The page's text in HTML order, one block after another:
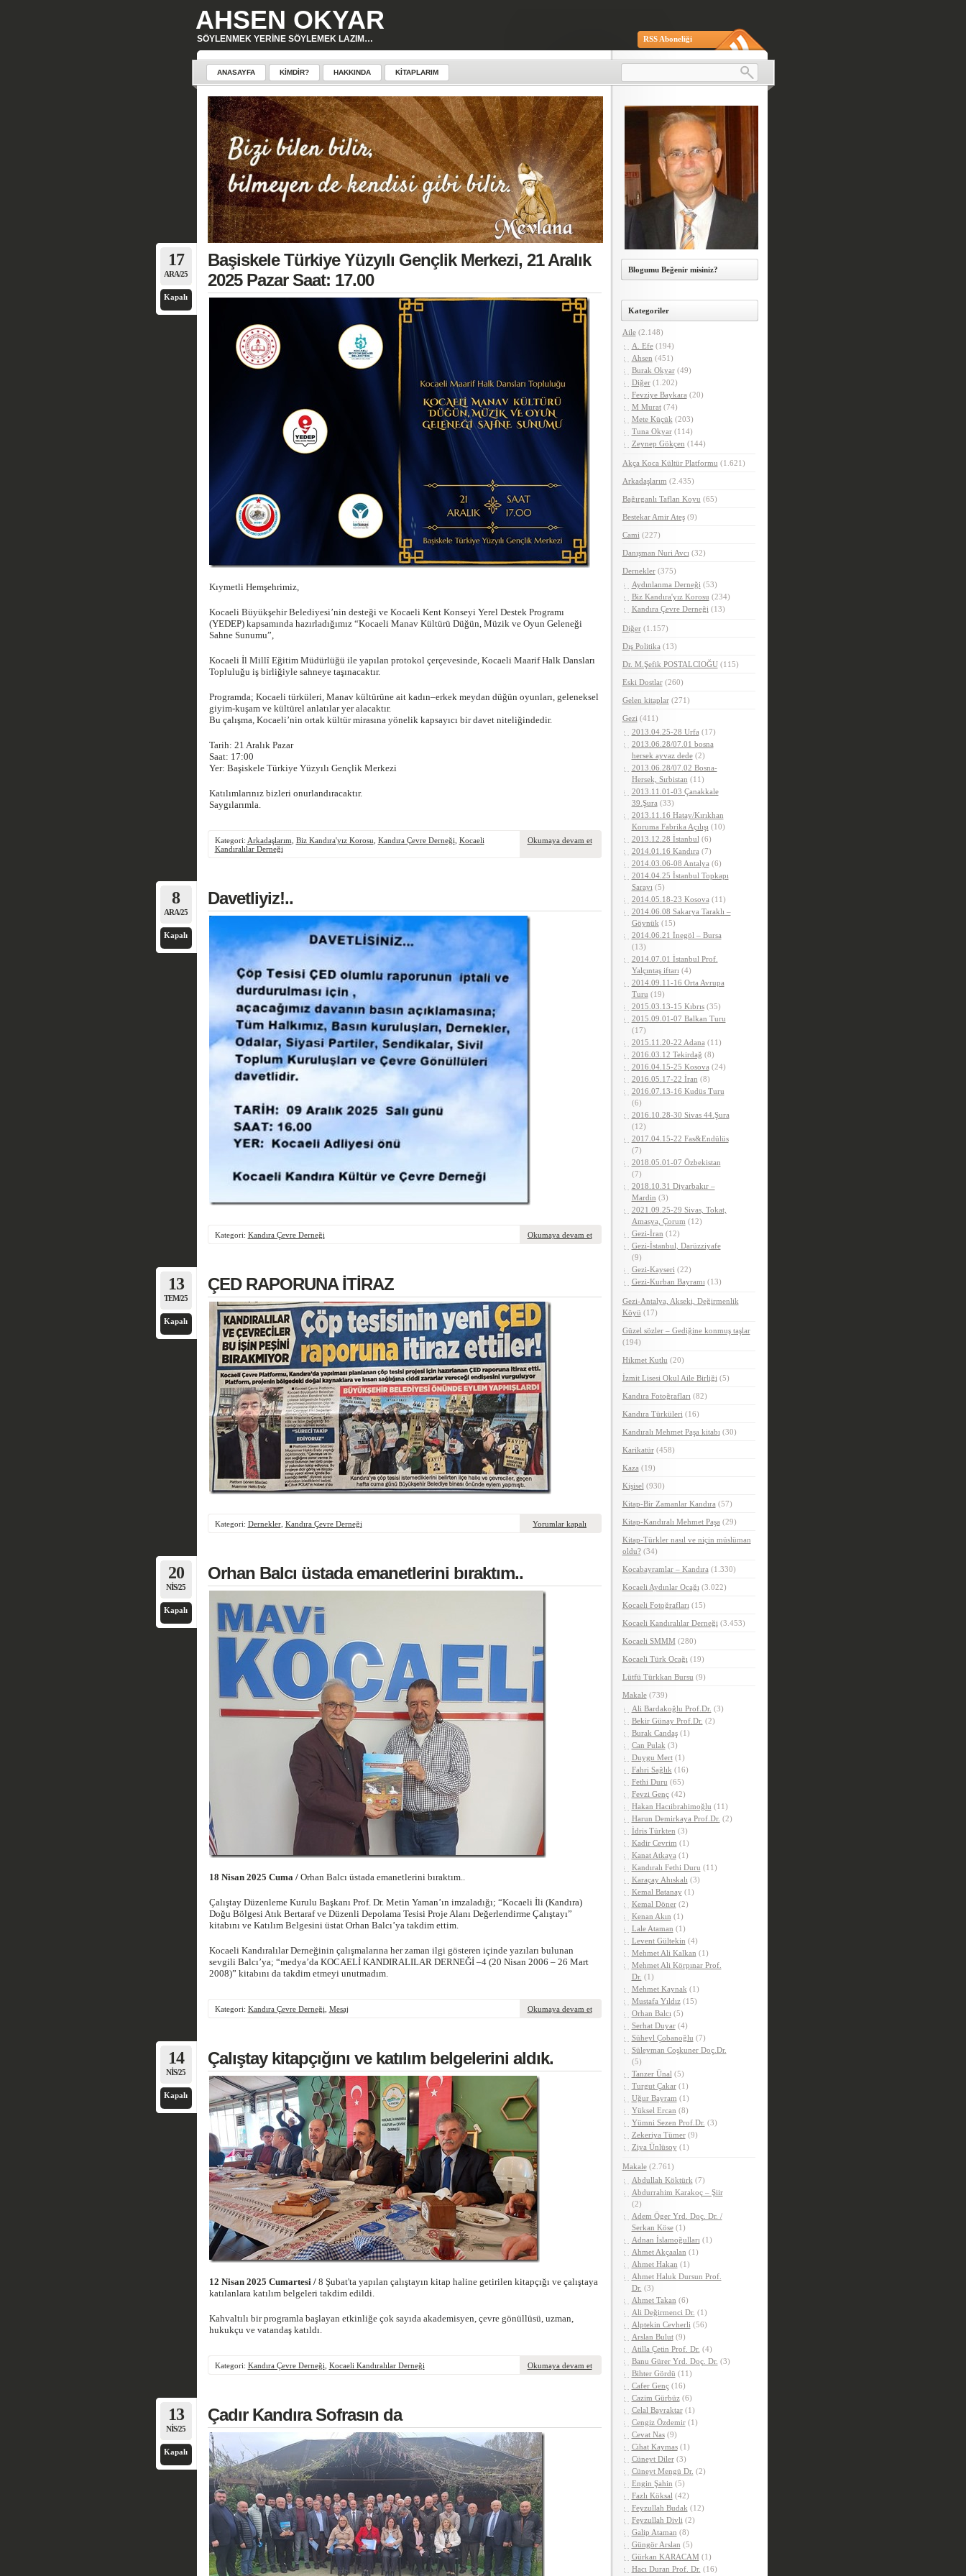
AHSEN OKYAR
SÖYLENMEK YERINE SÖYLEMEK LAZIM… RSS Aboneliği
ANASAYFA KIMDIR? HAKKINDA KITAPLARIM
17
ARA/25
Kapalı
Başiskele Türkiye Yüzyılı Gençlik Merkezi, 21 Aralık
2025 Pazar Saat: 17.00
Kıymetli Hemşehrimiz,
Kocaeli Büyükşehir Belediyesi’nin desteği ve Kocaeli Kent Konseyi Yerel Destek Programı
(YEDEP) kapsamında hazırladığımız “Kocaeli Manav Kültürü Düğün, Müzik ve Oyun Geleneği
Sahne Sunumu”,
Kocaeli İl Millî Eğitim Müdürlüğü ile yapılan protokol çerçevesinde, Kocaeli Maarif Halk Dansları
Topluluğu iş birliğiyle sahneye taşınacaktır.
Programda; Kocaeli türküleri, Manav kültürüne ait kadın–erkek meydan düğün oyunları, geleneksel
giyim-kuşam ve kültürel anlatılar yer alacaktır.
Bu çalışma, Kocaeli’nin ortak kültür mirasına yönelik kapsayıcı bir davet niteliğindedir.
Tarih: 21 Aralık Pazar
Saat: 17:00
Yer: Başiskele Türkiye Yüzyılı Gençlik Merkezi
Katılımlarınız bizleri onurlandıracaktır.
Saygılarımla.
Kategori: Arkadaşlarım Biz Kandıra'yız Korosu Kandıra Çevre Derneği Kocaeli
Kandıralılar Derneği
Okumaya devam et
8
ARA/25
Kapalı
Davetliyiz!..
Kategori: Kandıra Çevre Derneği Okumaya devam et
13
TEM/25
Kapalı
ÇED RAPORUNA İTİRAZ
Kategori: Dernekler, Kandıra Çevre Derneği Yorumlar kapalı
20
NIS/25
Kapalı
Orhan Balcı üstada emanetlerini bıraktım..
18 Nisan 2025 Cuma /Orhan Balcı üstada emanetlerini bıraktım..
Çalıştay Düzenleme Kurulu Başkanı Prof. Dr. Metin Yaman’ın imzaladığı; “Kocaeli İli (Kandıra)
Doğu Bölgesi Atık Bertaraf ve Düzenli Depolama Tesisi Proje Alanı Değerlendirme Çalıştayı”
kitabını ve Katılım Belgesini üstat Orhan Balcı’ya takdim ettim.
Kocaeli Kandıralılar Derneğinin çalışmalarına her zaman ilgi gösteren içinde yazıları bulunan
sevgili Balcı’ya; “medya’da KOCAELİ KANDIRALILAR DERNEĞİ –4 (20 Nisan 2006 – 26 Mart
2008)” kitabını da takdim etmeyi unutmadım.
Kategori: Kandıra Çevre Derneği Mesaj Okumaya devam et
14
NIS/25
Kapalı
Çalıştay kitapçığını ve katılım belgelerini aldık.
12 Nisan 2025 Cumartesi /8 Şubat'ta yapılan çalıştayın kitap haline getirilen kitapçığı ve çalıştaya
katılanlara katılım belgeleri takdim edildi.
Kahvaltılı bir programla başlayan etkinliğe çok sayıda akademisyen, çevre gönüllüsü, uzman,
hukukçu ve vatandaş katıldı.
Kategori: Kandıra Çevre Derneği Kocaeli Kandıralılar Derneği Okumaya devam et
13
NIS/25
Kapalı
Çadır Kandıra Sofrasın da
Blogumu Beğenir misiniz?
Kategoriler
Aile(2.148)
A. Efe(194)
Ahsen (451)
Burak Okyar(49)
Diğer(1.202)
Fevziye Baykara (20)
M Murat(74)
Mete Küçük (203)
Tuna Okyar(114)
Zeynep Gökçen (144)
Akça Koca Kültür Platformu (1.621)
Arkadaşlarım (2.435)
Bağırganlı Taflan Koyu (65)
Bestekar Amir Ateş(9)
Cami (227)
Danışman Nuri Avcı (32)
Dernekler(375)
Aydınlanma Derneği (53)
Biz Kandıra'yız Korosu (234)
Kandıra Çevre Derneği (13)
Diğer(1.157)
Dış Politika (13)
Dr. M.Şefik POSTALCIOĞU(115)
Eski Dostlar(260)
Gelen kitaplar(271)
Gezi (411)
2013.04.25-28 Urfa (17)
2013.06.28/07.01 bosna
hersek ayvaz dede(2)
2013.06.28/07.02 Bosna-
Hersek, Sırbistan (11)
2013.11.01-03 Çanakkale
39.Şura (33)
2013.11.16 Hatay/Kırıkhan
Koruma Fabrika Açılışı (10)
2013.12.28 İstanbul (6)
2014.01.16 Kandıra (7)
2014.03.06-08 Antalya (6)
2014.04.25 İstanbul Topkapı
Sarayı (5)
2014.05.18-23 Kosova (11)
2014.06.08 Sakarya Taraklı –
Göynük (15)
2014.06.21 İnegöl – Bursa
(13)
2014.07.01 İstanbul Prof.
Yalçıntaş iftarı (4)
2014.09.11-16 Orta Avrupa
Turu (19)
2015.03.13-15 Kıbrıs(35)
2015.09.01-07 Balkan Turu
(17)
2015.11.20-22 Adana (11)
2016.03.12 Tekirdağ (8)
2016.04.15-25 Kosova (24)
2016.05.17-22 İran (8)
2016.07.13-16 Kudüs Turu
(6)
2016.10.28-30 Sivas 44.Şura
(12)
2017.04.15-22 Fas&Endülüs
(7)
2018.05.01-07 Özbekistan
(7)
2018.10.31 Diyarbakır –
Mardin (3)
2021.09.25-29 Sivas, Tokat,
Amasya, Çorum (12)
Gezi-İran (12)
Gezi-İstanbul, Darüzziyafe
(9)
Gezi-Kayseri (22)
Gezi-Kurban Bayramı (13)
Gezi-Antalya, Akseki, Değirmenlik
Köyü (17)
Güzel sözler – Gediğine konmuş taşlar
(194)
Hikmet Kutlu (20)
İzmit Lisesi Okul Aile Birliği (5)
Kandıra Fotoğrafları (82)
Kandıra Türküleri (16)
Kandıralı Mehmet Paşa kitabı (30)
Karikatür(458)
Kaza (19)
Kişisel (930)
Kitap-Bir Zamanlar Kandıra (57)
Kitap-Kandıralı Mehmet Paşa (29)
Kitap-Türkler nasıl ve niçin müslüman
oldu?(34)
Kocabayramlar – Kandıra (1.330)
Kocaeli Aydınlar Ocağı (3.022)
Kocaeli Fotoğrafları (15)
Kocaeli Kandıralılar Derneği (3.453)
Kocaeli SMMM (280)
Kocaeli Türk Ocağı (19)
Lütfü Türkkan Bursu (9)
Makale(739)
Ali Bardakoğlu Prof.Dr. (3)
Bekir Günay Prof.Dr. (2)
Burak Candaş(1)
Can Pulak (3)
Duygu Mert(1)
Fahri Sağlık (16)
Fethi Duru (65)
Fevzi Genç(42)
Hakan Hacıibrahimoğlu (11)
Harun Demirkaya Prof.Dr. (2)
İdris Türkten (3)
Kadir Cevrim (1)
Kanat Atkaya (1)
Kandıralı Fethi Duru (11)
Karaçay Ahıskalı (3)
Kemal Batanay(1)
Kemal Döner(2)
Kenan Akın (1)
Lale Ataman (1)
Levent Gültekin (4)
Mehmet Ali Kalkan (1)
Mehmet Ali Körpınar Prof.
Dr. (1)
Mehmet Kaynak (1)
Mustafa Yıldız(15)
Orhan Balcı (5)
Serhat Duyar(4)
Süheyl Çobanoğlu (7)
Süleyman Coşkuner Doç.Dr.
(5)
Tanzer Ünal (5)
Turgut Çakar(1)
Uğur Bayram (1)
Yüksel Ercan (8)
Yümni Sezen Prof.Dr. (3)
Zekeriya Tümer(9)
Ziya Ünlüsoy(1)
Makale(2.761)
Abdullah Köktürk (7)
Abdurrahim Karakoç – Şiir
(2)
Adem Öger Yrd. Doç. Dr. /
Serkan Köse(1)
Adnan İslamoğulları (1)
Ahmet Akçaalan (1)
Ahmet Hakan (1)
Ahmet Haluk Dursun Prof.
Dr. (3)
Ahmet Takan (6)
Ali Değirmenci Dr. (1)
Alptekin Cevherli (56)
Arslan Bulut(9)
Atilla Çetin Prof. Dr. (4)
Banu Gürer Yrd. Doç. Dr. (3)
Bihter Gördü (11)
Cafer Genç(16)
Cazim Gürbüz(6)
Celal Bayraktar(1)
Cengiz Özdemir(1)
Cevat Nas(9)
Cihat Kaymas(1)
Cüneyt Diler(3)
Cüneyt Mengü Dr. (2)
Engin Şahin (5)
Fazlı Köksal (42)
Feyzullah Budak (12)
Feyzullah Divli (2)
Galip Ataman (8)
Güngör Arslan (5)
Gürkan KARACAM (1)
Hacı Duran Prof. Dr. (16)